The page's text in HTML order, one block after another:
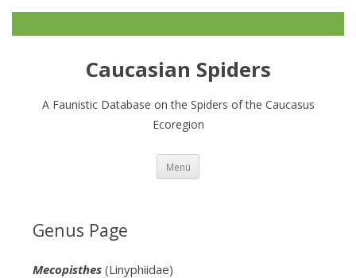
Caucasian Spiders
A Faunistic Database on the Spiders of the Caucasus
Ecoregion
Menü
Genus Page
Mecopisthes (Linyphiidae)